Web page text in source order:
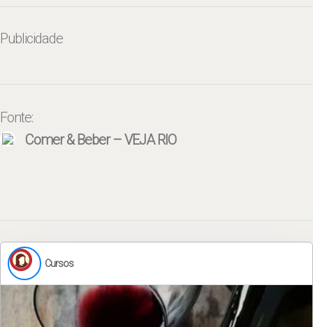
Publicidade
Fonte:
Comer & Beber – VEJA RIO
Cursos